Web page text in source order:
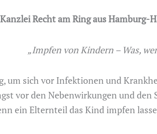
Recht am Ring aus
„Impfen von Kindern – Was,
um sich vor Infektionen und
vor den Nebenwirkungen und
ein Elternteil das Kind impfen